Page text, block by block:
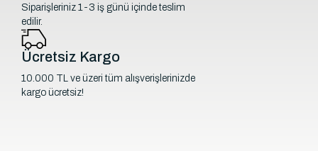
Siparişleriniz 1-3 iş günü içinde teslim
edilir.
Ücretsiz Kargo
10.000 TL ve üzeri tüm alışverişlerinizde
kargo ücretsiz!